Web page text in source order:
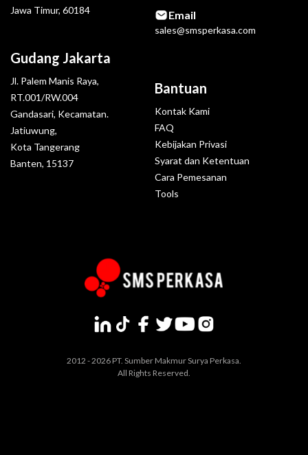
Jawa Timur, 60184
Gudang Jakarta
Jl. Palem Manis Raya,
RT.001/RW.004
Gandasari, Kecamatan.
Jatiuwung,
Kota Tangerang
Banten, 15137
Email
sales@smsperkasa.com
Bantuan
Kontak Kami
FAQ
Kebijakan Privasi
Syarat dan Ketentuan
Cara Pemesanan
Tools
2012 - 2026 PT. Sumber Makmur Surya Perkasa.
All Rights Reserved.